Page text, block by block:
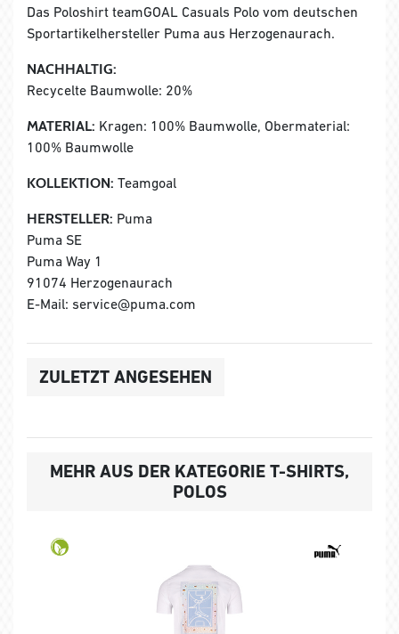
Das Poloshirt teamGOAL Casuals Polo vom deutschen
Sportartikelhersteller Puma aus Herzogenaurach.
NACHHALTIG:
Recycelte Baumwolle: 20%
MATERIAL: Kragen: 100% Baumwolle, Obermaterial:
100% Baumwolle
KOLLEKTION: Teamgoal
HERSTELLER: Puma
Puma SE
Puma Way 1
91074 Herzogenaurach
E-Mail: service@puma.com
ZULETZT ANGESEHEN
MEHR AUS DER KATEGORIE T-SHIRTS,
POLOS